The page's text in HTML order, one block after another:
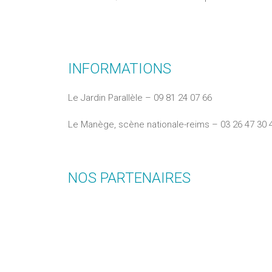
INFORMATIONS
Le Jardin Parallèle – 09 81 24 07 66
Le Manège, scène nationale-reims – 03 26 47 30
NOS PARTENAIRES